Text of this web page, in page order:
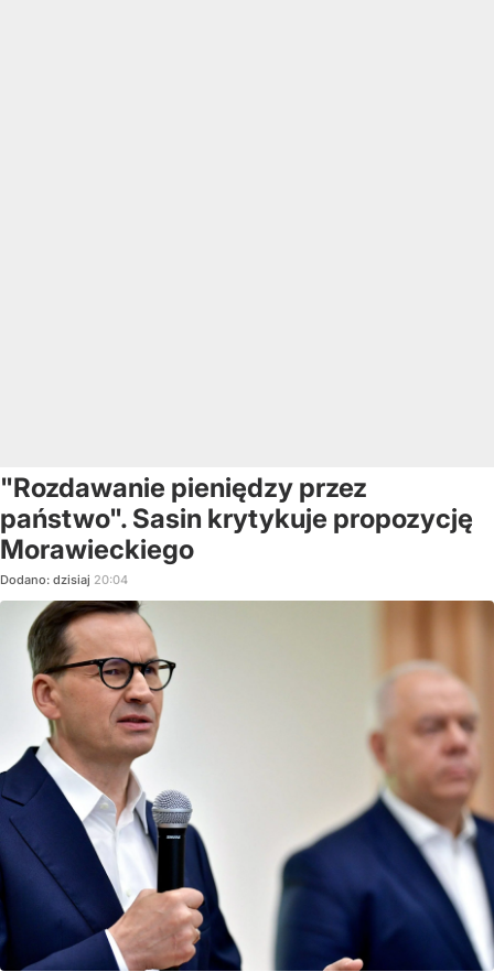
"Rozdawanie pieniędzy przez
państwo". Sasin krytykuje propozycję
Morawieckiego
Dodano: dzisiaj 20:04